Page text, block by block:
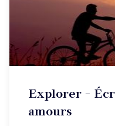
Explorer -
amours